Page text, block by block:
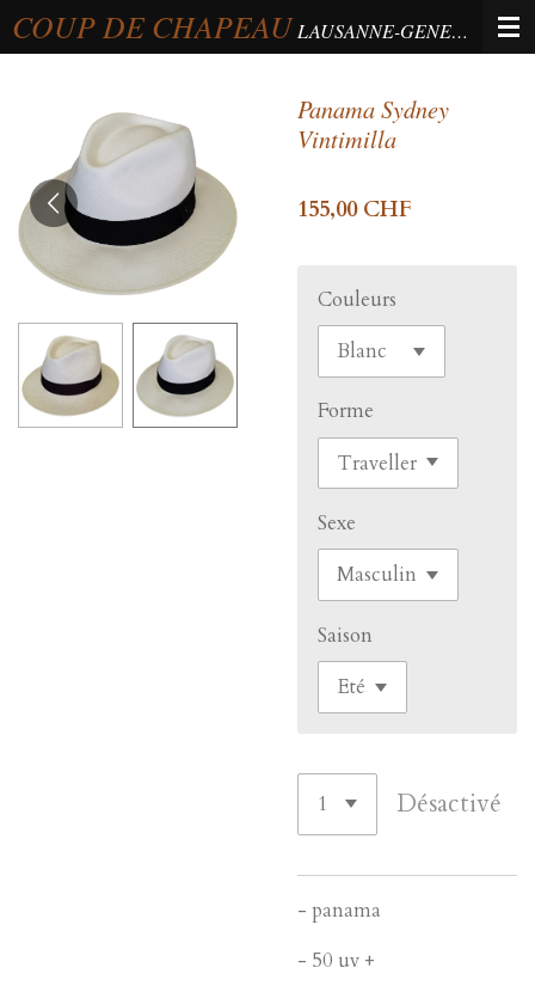
Passer
au
COUP DE CHAPEAU LAUSANNE-GENEVA-BERNE
Panama Sydney
Vintimilla
155,00 CHF
Couleurs
Forme
Sexe
Saison
Désactivé
- panama
- 50 uv +